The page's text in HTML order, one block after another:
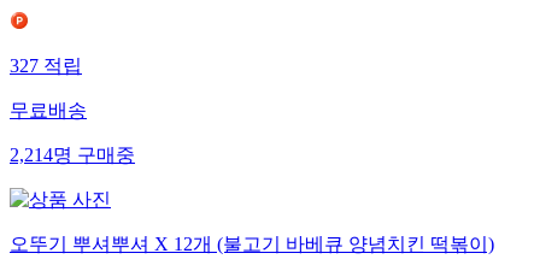
327적립
무료배송
2,214명구매중
오뚜기 뿌셔뿌셔 X 12개 (불고기 바베큐 양념치킨 떡볶이)